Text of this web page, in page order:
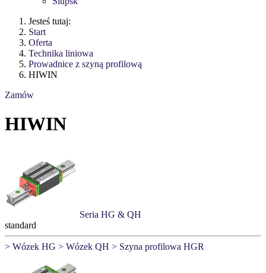
Jesteś tutaj:
Start
Oferta
Technika liniowa
Prowadnice z szyną profilową
HIWIN
Zamów
HIWIN
Seria HG & QH
standard
> Wózek HG > Wózek QH > Szyna profilowa HGR